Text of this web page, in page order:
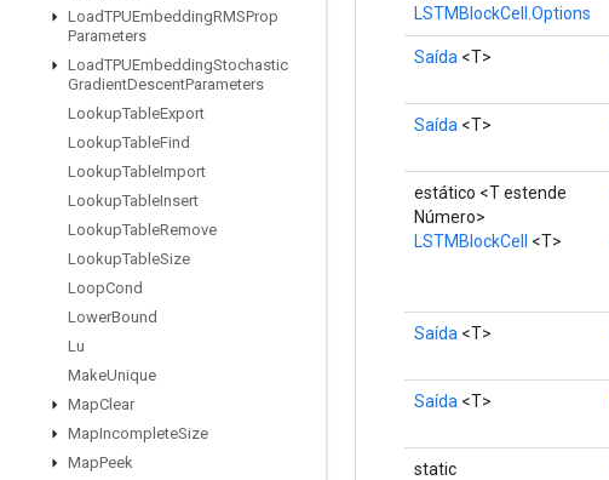
LoadTPUEmbeddingRMSProp
Parameters
LoadTPUEmbeddingStochastic
GradientDescentParameters
LookupTableExport
LookupTableFind
LookupTableImport
LookupTableInsert
LookupTableRemove
LookupTableSize
LoopCond
LowerBound
Lu
MakeUnique
MapClear
MapIncompleteSize
MapPeek
LSTMBlockCell.Options
Saída <T>
Saída <T>
estático <T estende
Número>
LSTMBlockCell
<T>
Saída <T>
Saída <T>
static